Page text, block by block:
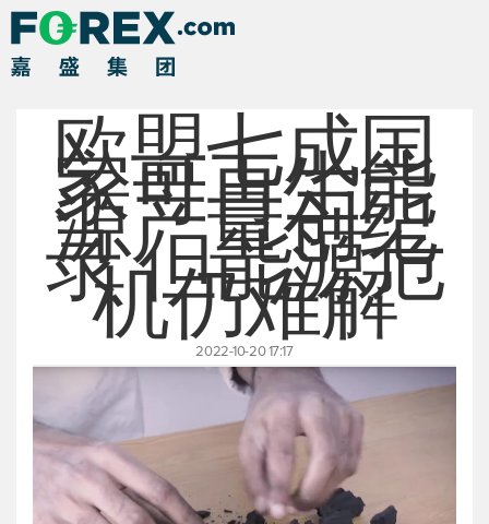
欧盟七成国
家可再生能
源产量创纪
录 但能源危
机仍难解
2022-10-20 17:17